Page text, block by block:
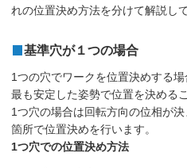
れの位置決め方法を分けて解説し
基準穴が１つの場合
1つの穴でワークを位置決めする
最も安定した姿勢で位置を決める
1つ穴の場合は回転方向の位相が
箇所で位置決めを行います。
1つ穴での位置決め方法